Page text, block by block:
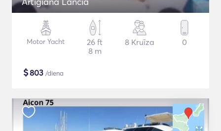
Motor Yacht
26 ft
8 m
8 Kruīza 0
$803 /diena